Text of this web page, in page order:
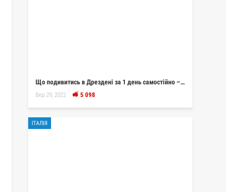
Що подивитись в Дрездені за 1 день самостійно –…
Вер 29, 2022 5 098
ІТАЛІЯ